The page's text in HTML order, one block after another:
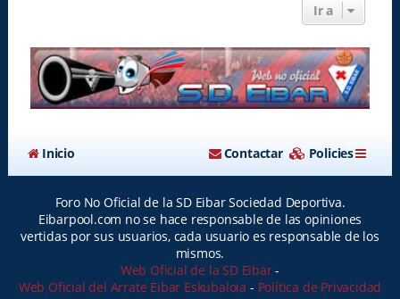
Ir a
Inicio Policies
Contactar
Foro No Oficial de la SD Eibar Sociedad Deportiva.
Eibarpool.com no se hace responsable de las opiniones
vertidas por sus usuarios, cada usuario es responsable de los
mismos.
Web Oficial de la SD Eibar-
Web Oficial del Arrate Eibar Eskubaloia - Política de Privacidad